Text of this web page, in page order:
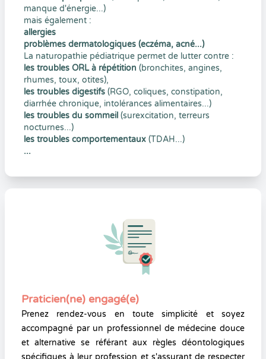
manque d'énergie...)
mais également :
allergies
problèmes dermatologiques (eczéma, acné...)
La naturopathie pédiatrique permet de lutter contre :
les troubles ORL à répétition (bronchites, angines,
rhumes, toux, otites),
les troubles digestifs (RGO, coliques, constipation,
diarrhée chronique, intolérances alimentaires...)
les troubles du sommeil (surexcitation, terreurs
nocturnes...)
les troubles comportementaux (TDAH...)
...
Praticien(ne) engagé(e)
Prenez rendez-vous en toute simplicité et soyez
accompagné par un professionnel de médecine douce
et alternative se référant aux règles déontologiques
spécifiques à leur profession et s'assurant de respecter